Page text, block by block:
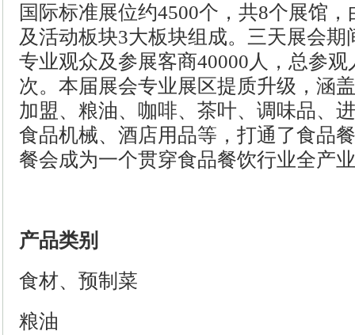
国际标准展位约4500个，共8个展馆
及活动板块3大板块组成。三天展会
专业观众及参展客商40000人，总参
次。本届展会专业展区提质升级，涵
加盟、粮油、咖啡、茶叶、调味品、
食品机械、酒店用品等，打通了食品
餐会成为一个贯穿食品餐饮行业全产
产品类别
食材、预制菜
粮油